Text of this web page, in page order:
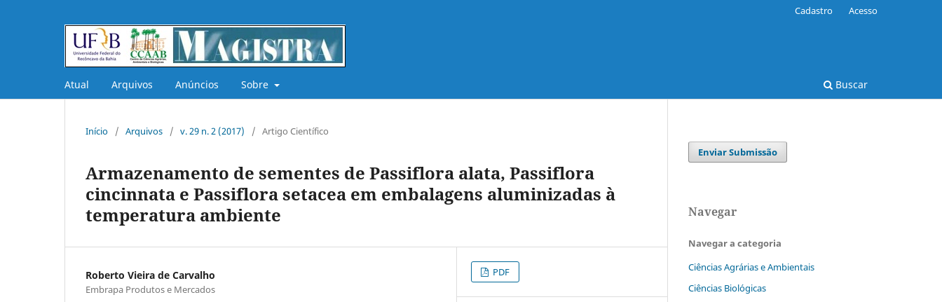
Atual Arquivos Anúncios Sobre Buscar
Cadastro Acesso
Início / Arquivos / v. 29 n. 2 (2017) / Artigo Científico
Armazenamento de sementes de Passiflora alata, Passiflora
cincinnata e Passiflora setacea em embalagens aluminizadas à
temperatura ambiente
Roberto Vieira de Carvalho
Embrapa Produtos e Mercados
PDF
Enviar Submissão
Navegar
Navegar a categoria
Ciências Agrárias e Ambientais
Ciências Biológicas